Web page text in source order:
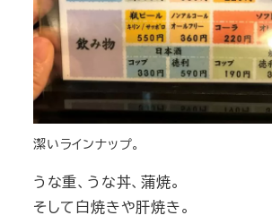
潔いラインナップ。
うな重、うな丼、蒲焼。
そして白焼きや肝焼き。